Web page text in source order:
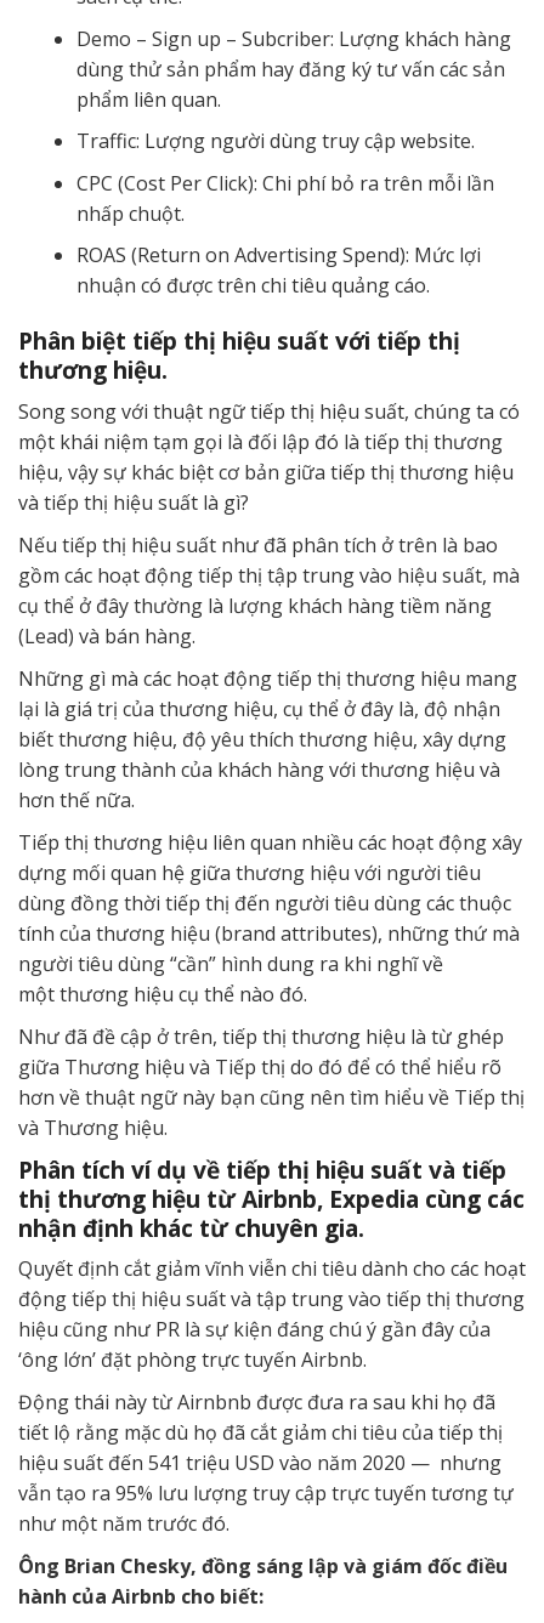
Demo – Sign up – Subcriber: Lượng khách hàng
dùng thử sản phẩm hay đăng ký tư vấn các sản
phẩm liên quan.
Traffic: Lượng người dùng truy cập website.
CPC (Cost Per Click): Chi phí bỏ ra trên mỗi lần
nhấp chuột.
ROAS (Return on Advertising Spend): Mức lợi
nhuận có được trên chi tiêu quảng cáo.
Phân biệt tiếp thị hiệu suất với tiếp thị
thương hiệu.
Song song với thuật ngữ tiếp thị hiệu suất, chúng ta có
một khái niệm tạm gọi là đối lập đó là tiếp thị thương
hiệu, vậy sự khác biệt cơ bản giữa tiếp thị thương hiệu
và tiếp thị hiệu suất là gì?
Nếu tiếp thị hiệu suất như đã phân tích ở trên là bao
gồm các hoạt động tiếp thị tập trung vào hiệu suất, mà
cụ thể ở đây thường là lượng khách hàng tiềm năng
(Lead) và bán hàng.
Những gì mà các hoạt động tiếp thị thương hiệu mang
lại là giá trị của thương hiệu, cụ thể ở đây là, độ nhận
biết thương hiệu, độ yêu thích thương hiệu, xây dựng
lòng trung thành của khách hàng với thương hiệu và
hơn thế nữa.
Tiếp thị thương hiệu liên quan nhiều các hoạt động xây
dựng mối quan hệ giữa thương hiệu với người tiêu
dùng đồng thời tiếp thị đến người tiêu dùng các thuộc
tính của thương hiệu (brand attributes), những thứ mà
người tiêu dùng “cần” hình dung ra khi nghĩ về
một thương hiệu cụ thể nào đó.
Như đã đề cập ở trên, tiếp thị thương hiệu là từ ghép
giữa Thương hiệu và Tiếp thị do đó để có thể hiểu rõ
hơn về thuật ngữ này bạn cũng nên tìm hiểu về Tiếp thị
và Thương hiệu.
Phân tích ví dụ về tiếp thị hiệu suất và tiếp
thị thương hiệu từ Airbnb, Expedia cùng các
nhận định khác từ chuyên gia.
Quyết định cắt giảm vĩnh viễn chi tiêu dành cho các hoạt
động tiếp thị hiệu suất và tập trung vào tiếp thị thương
hiệu cũng như PR là sự kiện đáng chú ý gần đây của
‘ông lớn’ đặt phòng trực tuyến Airbnb.
Động thái này từ Airnbnb được đưa ra sau khi họ đã
tiết lộ rằng mặc dù họ đã cắt giảm chi tiêu của tiếp thị
hiệu suất đến 541 triệu USD vào năm 2020 — nhưng
vẫn tạo ra 95% lưu lượng truy cập trực tuyến tương tự
như một năm trước đó.
Ông Brian Chesky, đồng sáng lập và giám đốc điều
hành của Airbnb cho biết: